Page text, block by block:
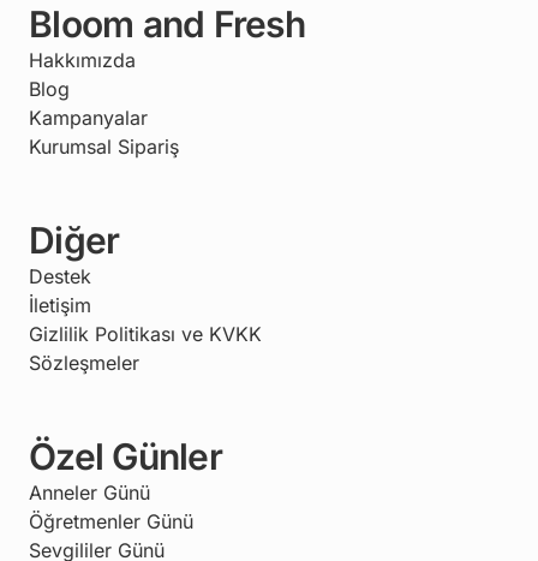
Bloom and Fresh
Hakkımızda
Blog
Kampanyalar
Kurumsal Sipariş
Diğer
Destek
İletişim
Gizlilik Politikası ve KVKK
Sözleşmeler
Özel Günler
Anneler Günü
Öğretmenler Günü
Sevgililer Günü